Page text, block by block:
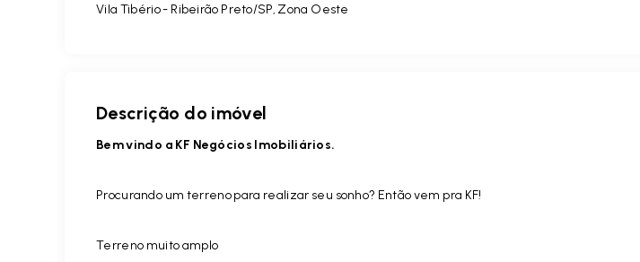
Vila Tibério - Ribeirão Preto/SP, Zona Oeste
Descrição do imóvel
Bem vindo a KF Negócios Imobiliários.
Procurando um terreno para realizar seu sonho? Então vem pra KF!
Terreno muito amplo